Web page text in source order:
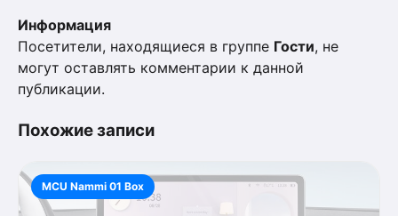
Информация
Посетители, находящиеся в группе Гости, не
могут оставлять комментарии к данной
публикации.
Похожие записи
MCU Nammi 01 Box